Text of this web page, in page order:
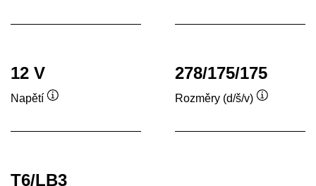
12 V
Napětí
278/175/175
Rozměry (d/š/v)
T6/LB3